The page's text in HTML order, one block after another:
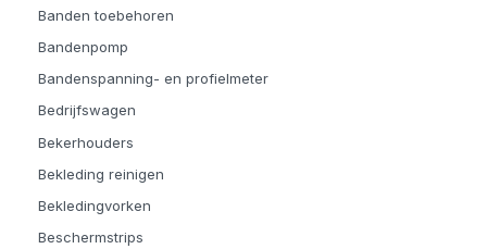
Banden toebehoren
Bandenpomp
Bandenspanning- en profielmeter
Bedrijfswagen
Bekerhouders
Bekleding reinigen
Bekledingvorken
Beschermstrips